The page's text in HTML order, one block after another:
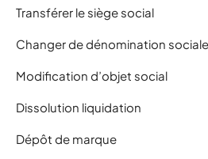
Transférer le siège social
Changer de dénomination sociale
Modification d’objet social
Dissolution liquidation
Dépôt de marque